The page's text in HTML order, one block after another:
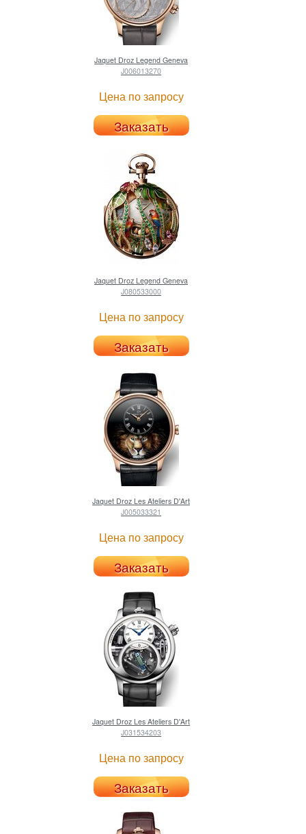
Jaquet Droz Legend Geneva
J006013270
Цена по запросу
Заказать
Jaquet Droz Legend Geneva
J080533000
Цена по запросу
Заказать
Jaquet Droz Les Ateliers D'Art
J005033321
Цена по запросу
Заказать
Jaquet Droz Les Ateliers D'Art
J031534203
Цена по запросу
Заказать